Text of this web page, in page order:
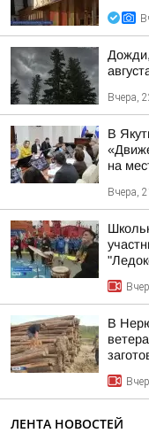
Вчера,
В
на
Вчера,
В
ЛЕНТА НОВОСТЕЙ